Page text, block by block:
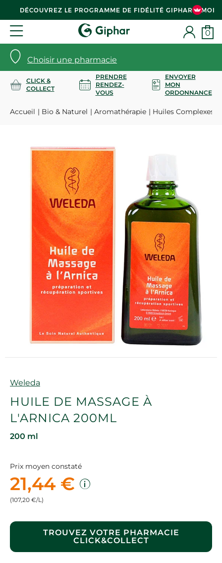
DÉCOUVREZ LE PROGRAMME DE FIDÉLITÉ GIPHAR & MOI
Choisir une pharmacie
0
CLICK &
COLLECT
PRENDRE
RENDEZ-
VOUS
ENVOYER
MON
ORDONNANCE
Accueil Bio & Naturel Aromathérapie Huiles Complexes
Marque
Weleda
HUILE DE MASSAGE À
L'ARNICA 200ML
200 ml
Prix moyen constaté
21,44 €
(107,20 €/L)
TROUVEZ VOTRE PHARMACIE
CLICK&COLLECT